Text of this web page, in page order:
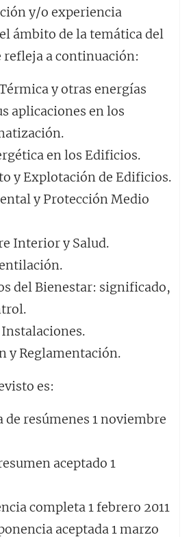
y/o experiencia
ámbito de la temática del
refleja a continuación:
y otras energías
aplicaciones en los
en los Edificios.
y Explotación de Edificios.
y Protección Medio
Interior y Salud.
del Bienestar: significado,
Instalaciones.
y Reglamentación.
es:
de resúmenes 1 noviembre
aceptado 1
completa 1 febrero 2011
aceptada 1 marzo